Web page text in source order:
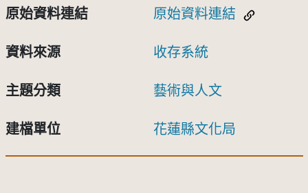
原始資料連結 原始資料連結
資料來源 收存系統
主題分類 藝術與人文
建檔單位 花蓮縣文化局